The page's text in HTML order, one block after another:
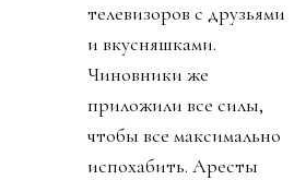
телевизоров с друзьями
и вкусняшками.
Чиновники же
приложили все силы,
чтобы все максимально
испохабить. Аресты